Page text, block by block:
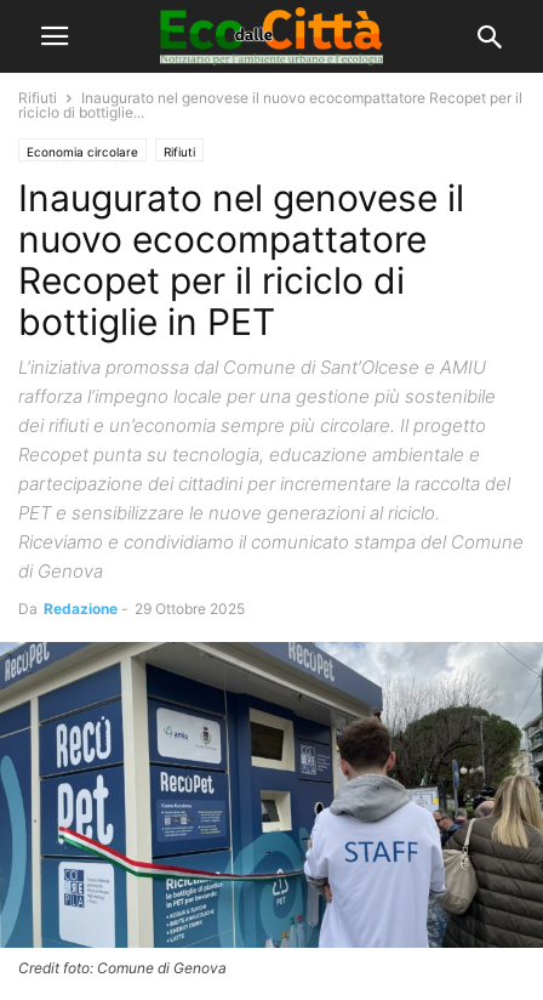
Rifiuti
Inaugurato nel genovese il nuovo ecocompattatore Recopet per il
riciclo di bottiglie...
Economia circolare Rifiuti
Inaugurato nel genovese il
nuovo ecocompattatore
Recopet per il riciclo di
bottiglie in PET
L’iniziativa promossa dal Comune di Sant’Olcese e AMIU
rafforza l’impegno locale per una gestione più sostenibile
dei rifiuti e un’economia sempre più circolare. Il progetto
Recopet punta su tecnologia, educazione ambientale e
partecipazione dei cittadini per incrementare la raccolta del
PET e sensibilizzare le nuove generazioni al riciclo.
Riceviamo e condividiamo il comunicato stampa del Comune
di Genova
Da Redazione - 29 Ottobre 2025
Credit foto: Comune di Genova